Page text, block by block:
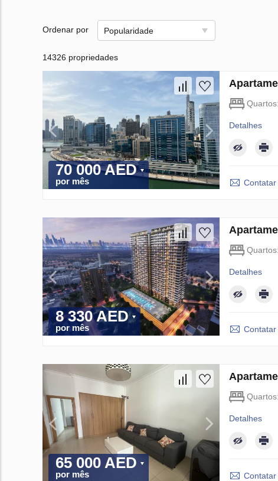
Ordenar por Popularidade
14326 propriedades
70 000 AED
por mês
Quartos:
Detalhes
8 330 AED
por mês
Quartos:
Detalhes
65 000 AED
por mês
Quartos:
Detalhes